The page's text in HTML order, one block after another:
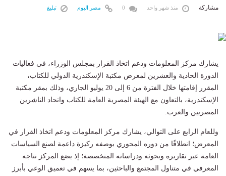
مشاركة منذ شهر واحد مصر اليوم تبليغ
يشارك مركز المعلومات ودعم اتخاذ القرار بمجلس الوزراء، في فعاليات
الدورة الحادية والعشرين لمعرض مكتبة الإسكندرية الدولي للكتاب،
المقرر إقامتها خلال الفترة من 6 إلى 20 يوليو الجاري، وذلك بمقر مكتبة
الإسكندرية، بالتعاون مع الهيئة المصرية العامة للكتاب واتحاد الناشرين
المصريين والعرب.
وللعام الرابع على التوالي، يشارك مركز المعلومات ودعم اتخاذ القرار في
المعرض؛ انطلاقًا من دوره المحوري بوصفه ركيزة داعمة لصنع السياسات
العامة عبر تقاريره وبحوثه ودراساته المتخصصة؛ إذ يضع المركز نتاجه
المعرفي في متناول المجتمع والباحثين، بما يسهم في تعميق الوعي بأبرز